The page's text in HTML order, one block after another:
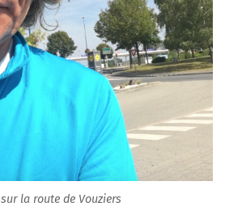
sur la route de Vouziers